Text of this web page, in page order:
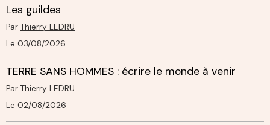
Les guildes
Par Thierry LEDRU
Le 03/08/2026
TERRE SANS HOMMES : écrire le monde à venir
Par Thierry LEDRU
Le 02/08/2026